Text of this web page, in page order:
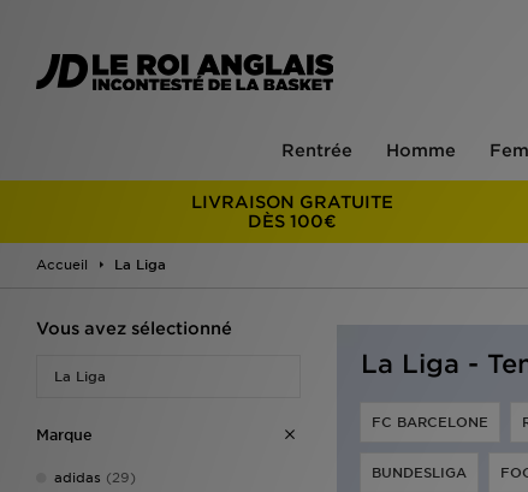
Rentrée Homme
LIVRAISON GRATUITE
DÈS 100€
Accueil La Liga
Vous avez sélectionné
La Liga
Marque
adidas (29)
La Liga -
FC BARCELONE
BUNDESLIGA